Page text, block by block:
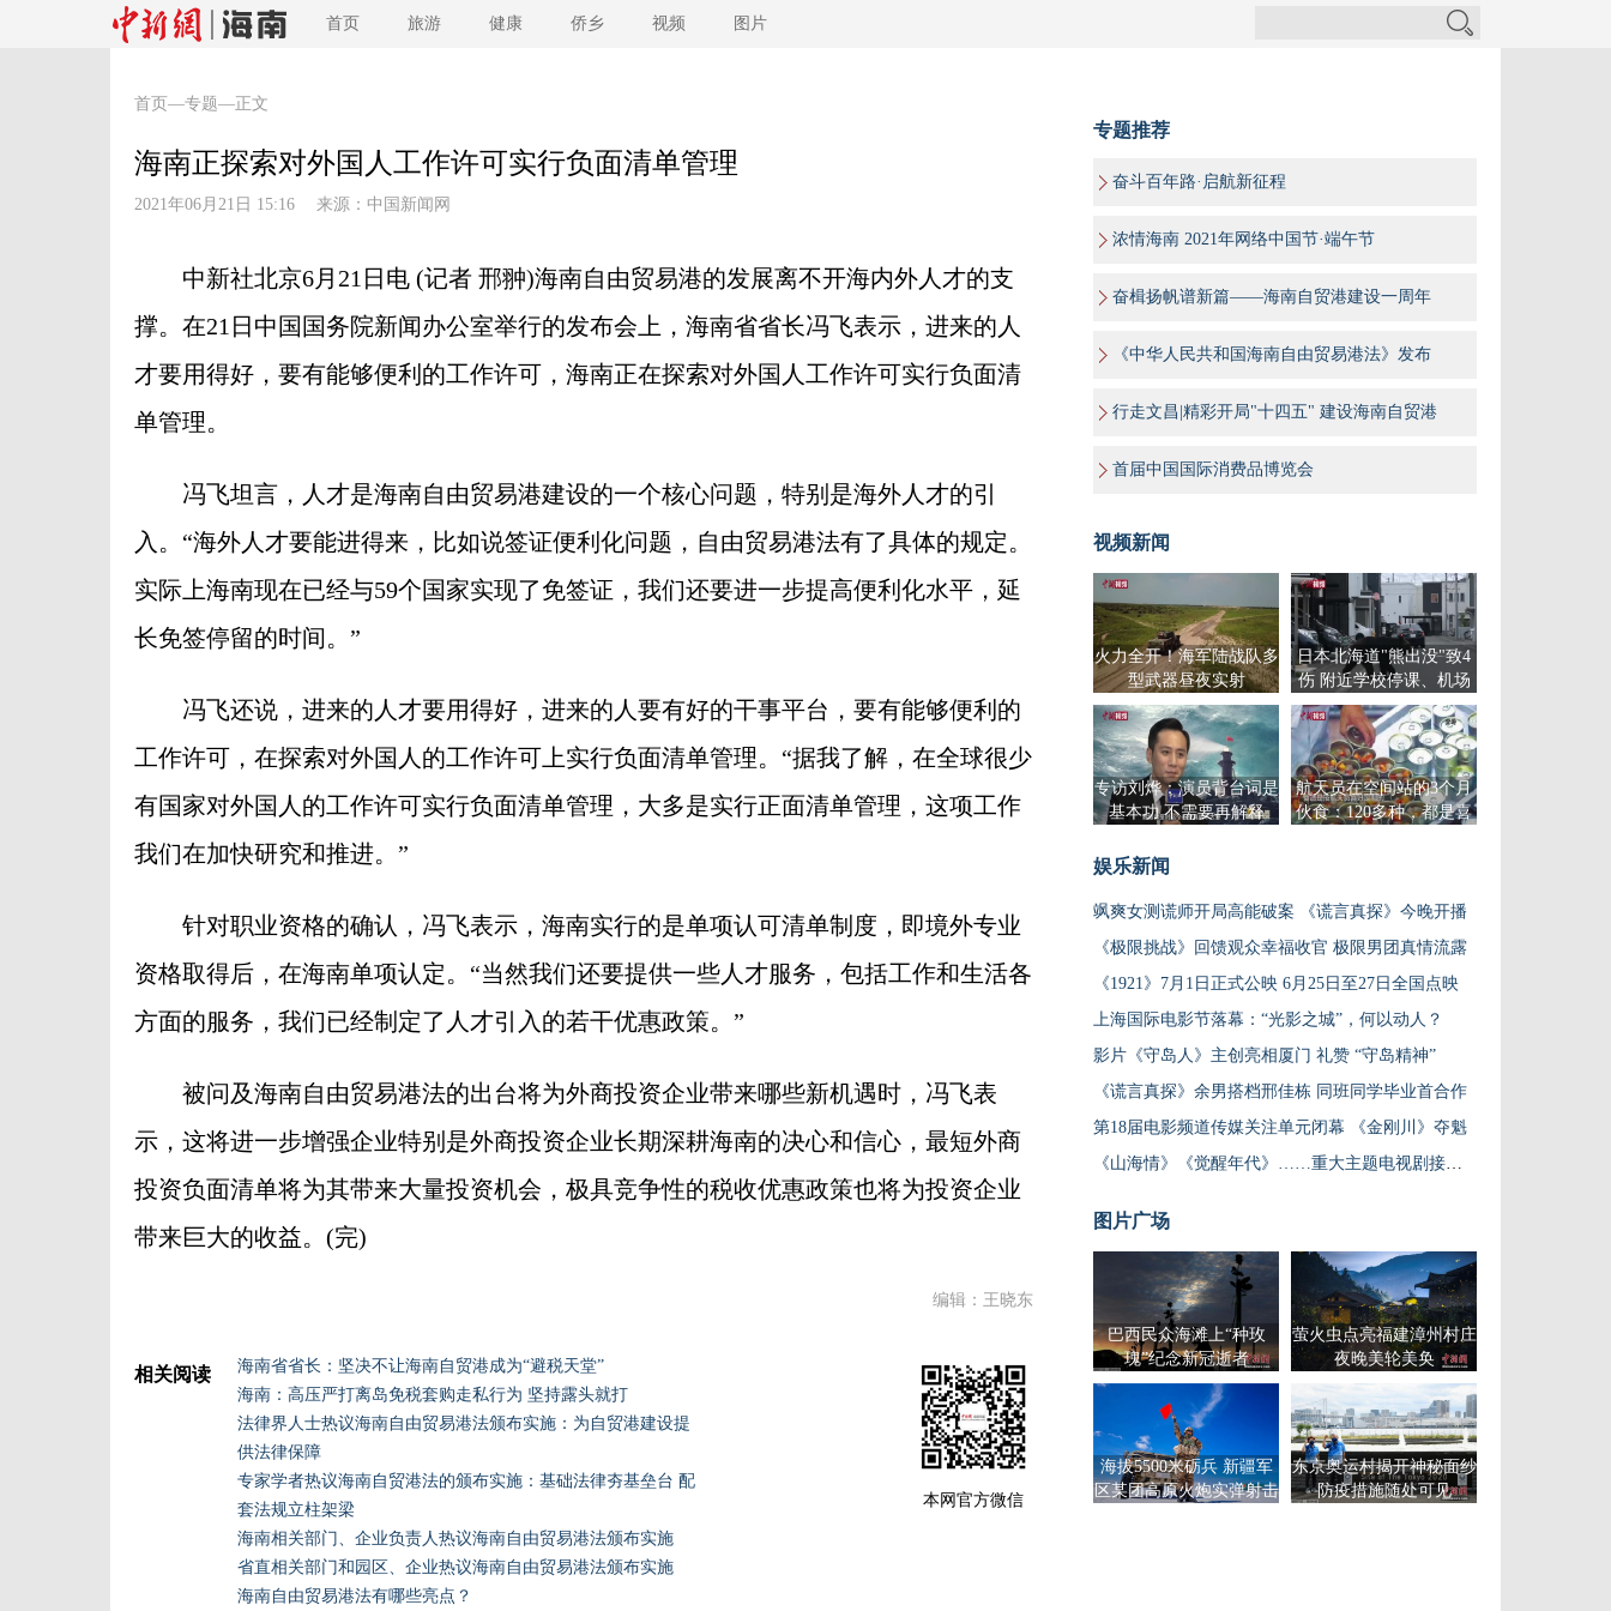
首页 旅游 健康 侨乡 视频 图片
首页 —专题—正文
海南正探索对外国人工作许可实行负面清单管理
2021年06月21日 15:16 来源： 中国新闻网
中新社北京6月21日电 (记者 邢翀)海南自由贸易港的发展离不开海内外人才的支
撑。在21日中国国务院新闻办公室举行的发布会上，海南省省长冯飞表示，进来的人
才要用得好，要有能够便利的工作许可，海南正在探索对外国人工作许可实行负面清
单管理。
冯飞坦言，人才是海南自由贸易港建设的一个核心问题，特别是海外人才的引
入。“海外人才要能进得来，比如说签证便利化问题，自由贸易港法有了具体的规定。
实际上海南现在已经与59个国家实现了免签证，我们还要进一步提高便利化水平，延
长免签停留的时间。”
冯飞还说，进来的人才要用得好，进来的人要有好的干事平台，要有能够便利的
工作许可，在探索对外国人的工作许可上实行负面清单管理。“据我了解，在全球很少
有国家对外国人的工作许可实行负面清单管理，大多是实行正面清单管理，这项工作
我们在加快研究和推进。”
针对职业资格的确认，冯飞表示，海南实行的是单项认可清单制度，即境外专业
资格取得后，在海南单项认定。“当然我们还要提供一些人才服务，包括工作和生活各
方面的服务，我们已经制定了人才引入的若干优惠政策。”
被问及海南自由贸易港法的出台将为外商投资企业带来哪些新机遇时，冯飞表
示，这将进一步增强企业特别是外商投资企业长期深耕海南的决心和信心，最短外商
投资负面清单将为其带来大量投资机会，极具竞争性的税收优惠政策也将为投资企业
带来巨大的收益。(完)
编辑：王晓东
相关阅读
海南省省长：坚决不让海南自贸港成为“避税天堂”
海南：高压严打离岛免税套购走私行为 坚持露头就打
法律界人士热议海南自由贸易港法颁布实施：为自贸港建设提
供法律保障
专家学者热议海南自贸港法的颁布实施：基础法律夯基垒台 配
套法规立柱架梁
海南相关部门、企业负责人热议海南自由贸易港法颁布实施
省直相关部门和园区、企业热议海南自由贸易港法颁布实施
海南自由贸易港法有哪些亮点？
本网官方微信
专题推荐
奋斗百年路·启航新征程
浓情海南 2021年网络中国节·端午节
奋楫扬帆谱新篇——海南自贸港建设一周年
《中华人民共和国海南自由贸易港法》发布
行走文昌|精彩开局"十四五" 建设海南自贸港
首届中国国际消费品博览会
视频新闻
火力全开！海军陆战队多
型武器昼夜实射
日本北海道"熊出没"致4
伤 附近学校停课、机场
停飞
专访刘烨：演员背台词是
基本功 不需要再解释
航天员在空间站的3个月
伙食：120多种，都是喜
娱乐新闻
飒爽女测谎师开局高能破案 《谎言真探》今晚开播
《极限挑战》回馈观众幸福收官 极限男团真情流露
《1921》7月1日正式公映 6月25日至27日全国点映
上海国际电影节落幕：“光影之城”，何以动人？
影片《守岛人》主创亮相厦门 礼赞 “守岛精神”
《谎言真探》余男搭档邢佳栋 同班同学毕业首合作
第18届电影频道传媒关注单元闭幕 《金刚川》夺魁
《山海情》《觉醒年代》……重大主题电视剧接力热播
图片广场
巴西民众海滩上“种玫
瑰”纪念新冠逝者
萤火虫点亮福建漳州村庄
夜晚美轮美奂
海拔5500米砺兵 新疆军
区某团高原火炮实弹射击
东京奥运村揭开神秘面纱
防疫措施随处可见